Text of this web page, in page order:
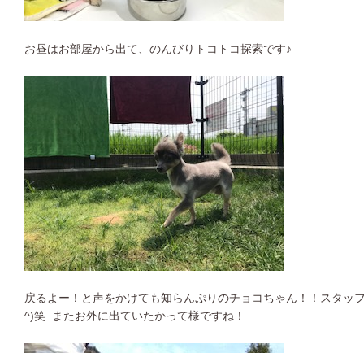
お昼はお部屋から出て、のんびりトコトコ探索です♪
戻るよー！と声をかけても知らんぷりのチョコちゃん！！スタッ
^)笑 またお外に出ていたかって様ですね！